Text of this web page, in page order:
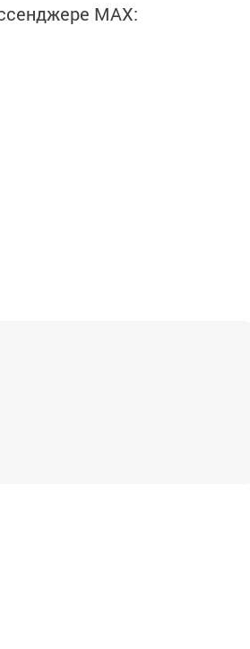
MАХ: